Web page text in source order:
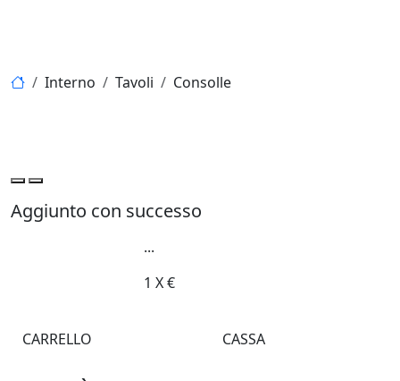
Interno Tavoli Consolle
Aggiunto con successo
...
1 X€
CARRELLO CASSA